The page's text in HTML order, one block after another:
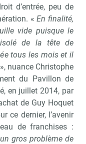
d’entrée, peu de
«En finalité,
vide puisque le
isolé de la tête de
tous les mois et il
nuance Christophe
du Pavillon de
en juillet 2014, par
de Guy Hoquet
ce dernier, l’avenir
de franchises :
gros problème de